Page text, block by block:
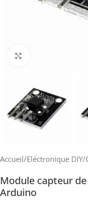
Accueil/Eléctronique DIY/
Module capteur
Arduino